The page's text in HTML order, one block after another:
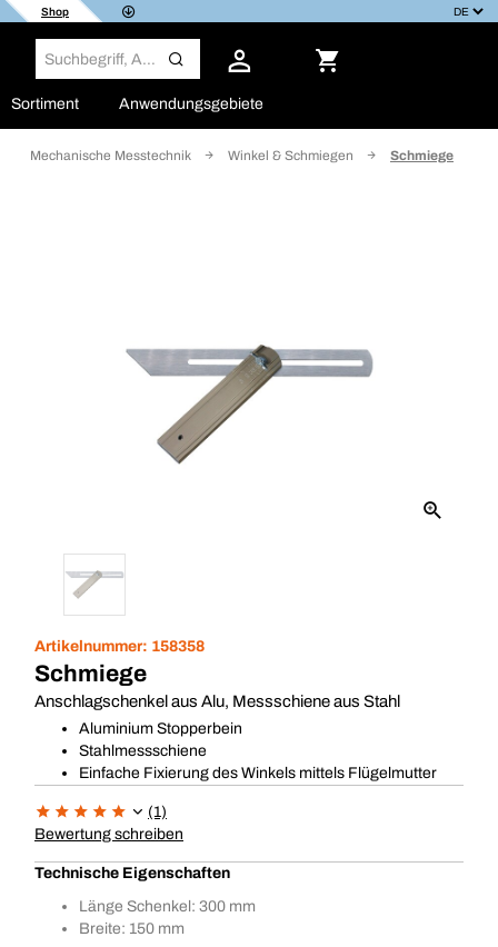
Shop
Sortiment Anwendungsgebiete
Mechanische Messtechnik Winkel & Schmiegen Schmiege
Artikelnummer: 158358
Schmiege
Anschlagschenkel aus Alu, Messschiene aus Stahl
Aluminium Stopperbein
Stahlmessschiene
Einfache Fixierung des Winkels mittels Flügelmutter
(1)
Bewertung schreiben
Technische Eigenschaften
Länge Schenkel: 300 mm
Breite: 150 mm